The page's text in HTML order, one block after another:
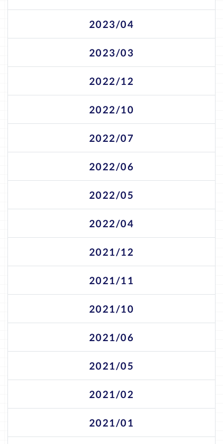
2023/04
2023/03
2022/12
2022/10
2022/07
2022/06
2022/05
2022/04
2021/12
2021/11
2021/10
2021/06
2021/05
2021/02
2021/01